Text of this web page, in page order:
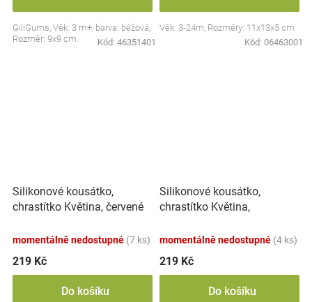
GiliGums, Věk: 3 m+, barva: béžová,
Rozměr: 9x9 cm.
Kód: 46351401
Věk: 3-24m, Rozměry: 11x13x5 cm
Kód: 06463001
Silikonové kousátko,
chrastítko Květina, červené
momentálně nedostupné (7 ks)
219 Kč
Do košíku
Silikonové kousátko,
chrastítko Květina,
momentálně nedostupné (4 ks)
219 Kč
Do košíku